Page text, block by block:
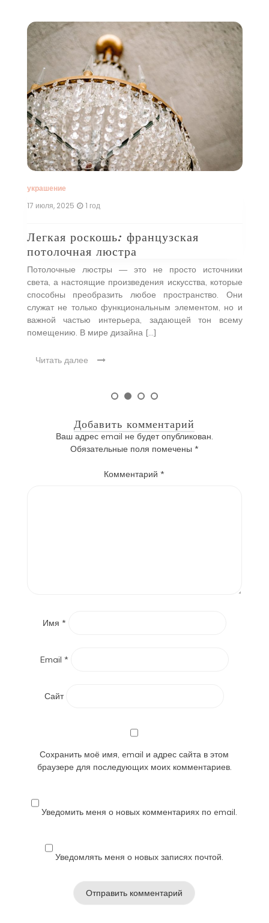
украшение
17 июля, 2025 1 год
Легкая роскошь: французская
потолочная люстра
Потолочные люстры — это не просто источники
света, а настоящие произведения искусства, которые
способны преобразить любое пространство. Они
служат не только функциональным элементом, но и
важной частью интерьера, задающей тон всему
помещению. В мире дизайна […]
Читать далее
Добавить комментарий
Ваш адрес email не будет опубликован.
Обязательные поля помечены *
Комментарий*
Имя *
Email *
Сайт
Сохранить моё имя, email и адрес сайта в этом
браузере для последующих моих комментариев.
Уведомить меня о новых комментариях по email.
Уведомлять меня о новых записях почтой.